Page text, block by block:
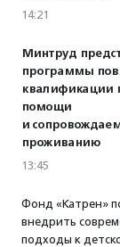
14:21
Минтруд
программы
квалификации
помощи
и
проживанию
13:45
Фонд «Катрен»
внедрить
подходы к